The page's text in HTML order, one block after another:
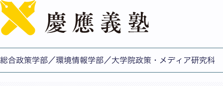
総合政策学部／環境情報学部／大学院政策・メディア研究科
イベント
過去のイベントはこちら